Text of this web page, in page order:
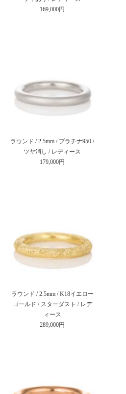
169,000円
ラウンド / 2.5mm / プラチナ950 /
ツヤ消し / レディース
179,000円
ラウンド / 2.5mm / K18イエロー
ゴールド / スターダスト / レデ
ィース
289,000円